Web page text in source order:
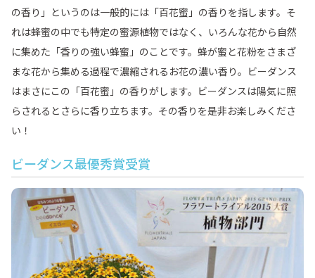
の香り」というのは一般的には「百花蜜」の香りを指します。そ
れは蜂蜜の中でも特定の蜜源植物ではなく、いろんな花から自然
に集めた「香りの強い蜂蜜」のことです。蜂が蜜と花粉をさまざ
まな花から集める過程で濃縮されるお花の濃い香り。ビーダンス
はまさにこの「百花蜜」の香りがします。ビーダンスは陽気に照
らされるとさらに香り立ちます。その香りを是非お楽しみくださ
い！
ビーダンス最優秀賞受賞